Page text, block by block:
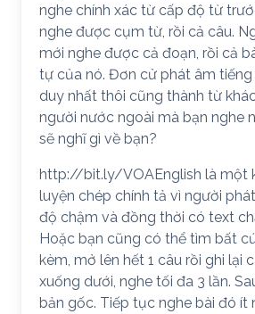
nghe chính xác từ cấp độ từ
nghe được cụm từ, rồi cả câu.
mới nghe được cả đoạn, rồi cả
tự của nó. Đơn cử phát âm tiếng
duy nhất thôi cũng thành từ
người nước ngoài mà bạn nghe
sẽ nghĩ gì về bạn?
http://bit.ly/VOAEnglish là một
luyện chép chính tả vì người
độ chậm và đồng thời có text
Hoặc bạn cũng có thể tìm bất
kèm, mở lên hết 1 câu rồi ghi lại
xuống dưới, nghe tối đa 3 lần.
bản gốc. Tiếp tục nghe bài đó ít